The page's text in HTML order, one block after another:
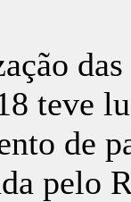
teve
de
pelo